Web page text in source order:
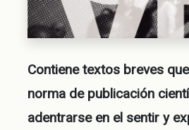
Contiene textos breves
norma de publicación
adentrarse en el sentir y